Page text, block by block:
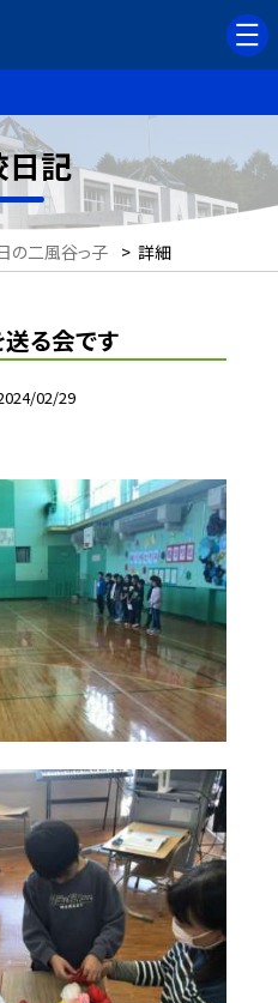
日記
の二風谷っ子 > 詳細
る会です
02/29